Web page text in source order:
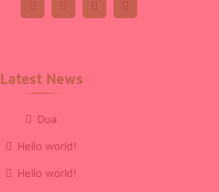
Latest News
Dua
Hello world!
Hello world!